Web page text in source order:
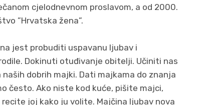
cjelodnevnom proslavom, a od 2000.
”Hrvatska žena”.
jest probuditi uspavanu ljubav i
Dokinuti otuđivanje obitelji. Učiniti nas
dobrih majki. Dati majkama do znanja
često. Ako niste kod kuće, pišite majci,
joj kako ju volite. Majčina ljubav nova